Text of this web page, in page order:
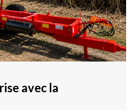
avec la